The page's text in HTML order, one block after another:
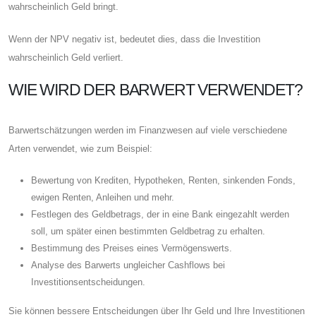
wahrscheinlich Geld bringt.
Wenn der NPV negativ ist, bedeutet dies, dass die Investition
wahrscheinlich Geld verliert.
WIE WIRD DER BARWERT VERWENDET?
Barwertschätzungen werden im Finanzwesen auf viele verschiedene
Arten verwendet, wie zum Beispiel:
Bewertung von Krediten, Hypotheken, Renten, sinkenden Fonds,
ewigen Renten, Anleihen und mehr.
Festlegen des Geldbetrags, der in eine Bank eingezahlt werden
soll, um später einen bestimmten Geldbetrag zu erhalten.
Bestimmung des Preises eines Vermögenswerts.
Analyse des Barwerts ungleicher Cashflows bei
Investitionsentscheidungen.
Sie können bessere Entscheidungen über Ihr Geld und Ihre Investitionen